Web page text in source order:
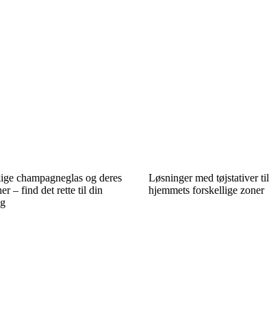
champagneglas og deres
– find det rette til din
Løsninger med tøjstativer til
hjemmets forskellige zoner